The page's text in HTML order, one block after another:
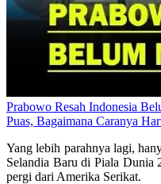
Prabowo Resah Indonesia
Puas, Bagaimana Caranya
Yang lebih parahnya lagi,
Selandia Baru di Piala Dunia
pergi dari Amerika Serikat.